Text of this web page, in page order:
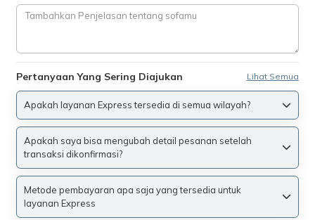
Pertanyaan Yang Sering Diajukan Lihat Semua
Apakah layanan Express tersedia di semua wilayah?
Apakah saya bisa mengubah detail pesanan setelah
transaksi dikonfirmasi?
Metode pembayaran apa saja yang tersedia untuk
layanan Express